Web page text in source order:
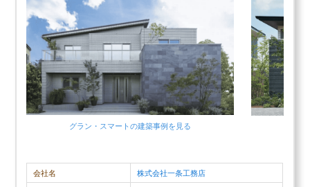
カタログ請求が理想の家づくりの第一歩
家のイメージづくりから始めよう
三井ホームの読まれている記事
▶三井ホーム評判は？建てた人に聞きました
▶三井ホームの坪単価はいくら？
三井ホームで建てて後悔した点、良かった点は？
やはりセキスイハイムの工場での生産です。精密に
作られており、品質管理がとても良いです。工場生
産なので天気に左右されないこともとても気に入っ
ています。木造だと建築中どうしても雨天時に雨に
点がとても気に入っている部分です。また鉄骨のた
め地震にも強く、岩手では東日本大震災が起きてい
設計ミスが
が指定した
て、施工な
に、お祝い
来るなど、
グラン・スマートの建築事例を見る
会社名
株式会社一条工務店